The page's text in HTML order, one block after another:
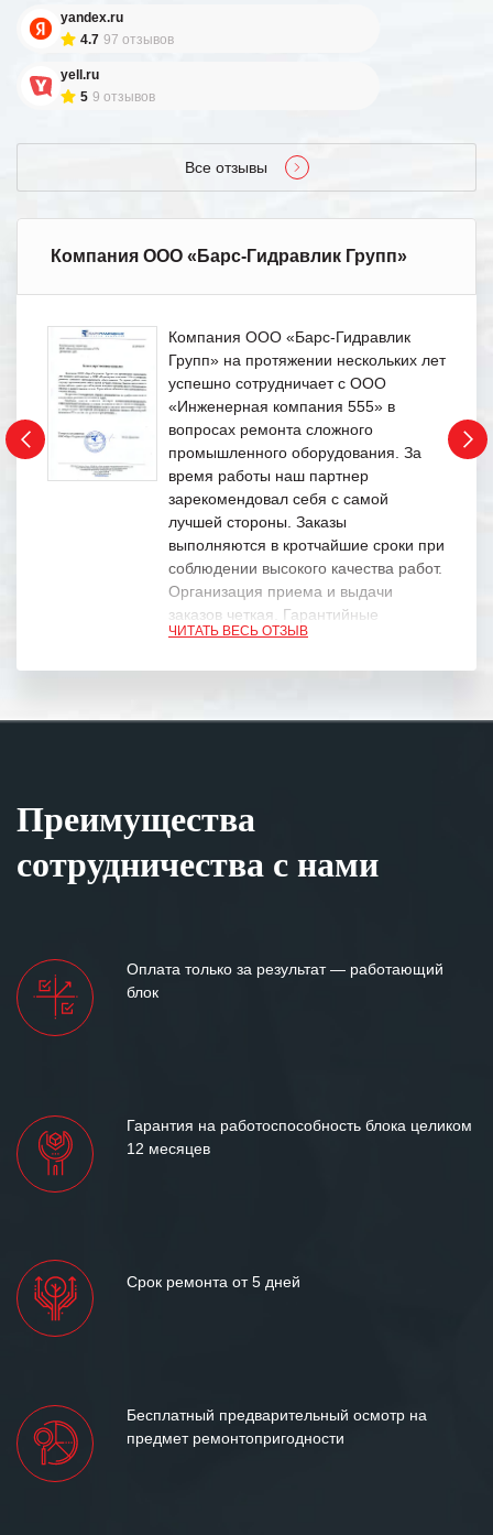
yandex.ru
4.7 97 отзывов
yell.ru
5 9 отзывов
Все отзывы
Компания ООО «Барс-Гидравлик Групп»
Компания ООО «Барс-Гидравлик
Групп» на протяжении нескольких лет
успешно сотрудничает с ООО
«Инженерная компания 555» в
вопросах ремонта сложного
промышленного оборудования. За
время работы наш партнер
зарекомендовал себя с самой
лучшей стороны. Заказы
выполняются в кротчайшие сроки при
соблюдении высокого качества работ.
Организация приема и выдачи
заказов четкая. Гарантийные
обязательства выполняются в
Особенно хочется отметить высокую
клиентоориентированность
персонала Вашей компании,
между нашими компаниями открытые
ЧИТАТЬ ВЕСЬ ОТЗЫВ
Преимущества
сотрудничества с нами
Оплата только за результат — работающий
блок
Гарантия на работоспособность блока целиком
12 месяцев
Срок ремонта от 5 дней
Бесплатный предварительный осмотр на
предмет ремонтопригодности